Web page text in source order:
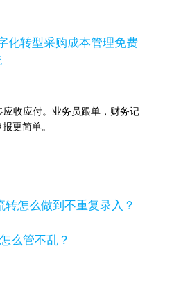
化转型采购成本管理免费
收应付。业务员跟单，财务记
更简单。
怎么做到不重复录入？
么管不乱？